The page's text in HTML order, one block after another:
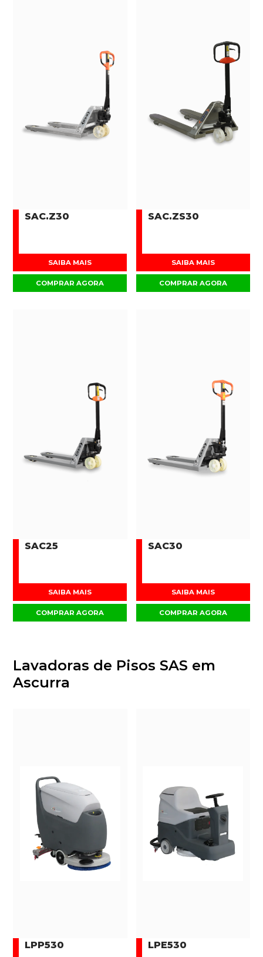
SAC.Z30
SAIBA MAIS
COMPRAR AGORA
SAC.ZS30
SAIBA MAIS
COMPRAR AGORA
SAC25
SAIBA MAIS
COMPRAR AGORA
SAC30
SAIBA MAIS
COMPRAR AGORA
Lavadoras de Pisos SAS em
Ascurra
LPP530 LPE530